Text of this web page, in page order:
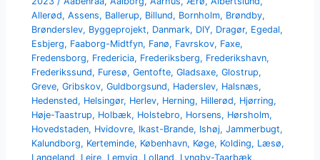
Allerød,Assens, Ballerup, Billund, Bornholm, Brøndby,
Brønderslev, Byggeprojekt, Danmark, DIY, Dragør, Egedal,
Esbjerg, Faaborg-Midtfyn, Fanø, Favrskov, Faxe,
Fredensborg, Fredericia, Frederiksberg, Frederikshavn,
Frederikssund, Furesø,Gentofte,Gladsaxe,Glostrup,
Greve,Gribskov,Guldborgsund, Haderslev, Halsnæs,
Hedensted, Helsingør, Herlev, Herning, Hillerød, Hjørring,
Høje-Taastrup, Holbæk, Holstebro, Horsens, Hørsholm,
Hovedstaden, Hvidovre, Ikast-Brande, Ishøj,Jammerbugt,
Kalundborg, Kerteminde, København, Køge, Kolding, Læsø,
Langeland, Lejre, Lemvig, Lolland, Lyngby-Taarbæk,